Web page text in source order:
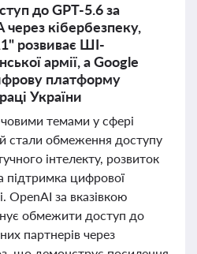
до GPT-5.6 за
кібербезпеку,
розвиває ШІ-
армії, а Google
платформу
України
темами у сфері
стали обмеження доступу
інтелекту, розвиток
підтримка цифрової
OpenAI за вказівкою
обмежити доступ до
партнерів через